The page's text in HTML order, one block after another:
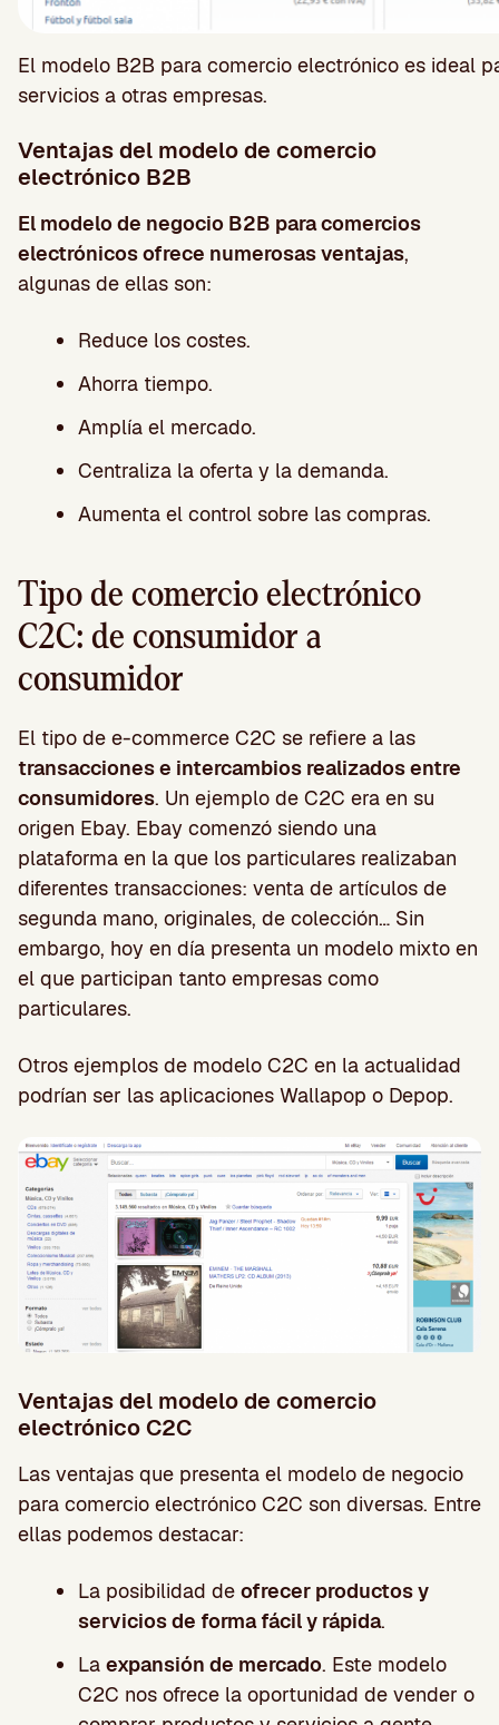
El modelo B2B para comercio electrónico es ideal
servicios a otras empresas.
Ventajas del modelo de comercio
electrónico B2B
El modelo de negocio B2B para comercios
electrónicos ofrece numerosas ventajas,
algunas de ellas son:
Reduce los costes.
Ahorra tiempo.
Amplía el mercado.
Centraliza la oferta y la demanda.
Aumenta el control sobre las compras.
Tipo de comercio electrónico
C2C: de consumidor a
consumidor
El tipo de e-commerce C2C se refiere a las
transacciones e intercambios realizados entre
consumidores. Un ejemplo de C2C era en su
origen Ebay. Ebay comenzó siendo una
plataforma en la que los particulares realizaban
diferentes transacciones: venta de artículos de
segunda mano, originales, de colección… Sin
embargo, hoy en día presenta un modelo mixto en
el que participan tanto empresas como
particulares.
Otros ejemplos de modelo C2C en la actualidad
podrían ser las aplicaciones Wallapop o Depop.
Ventajas del modelo de comercio
electrónico C2C
Las ventajas que presenta el modelo de negocio
para comercio electrónico C2C son diversas. Entre
ellas podemos destacar:
La posibilidad de ofrecer productos y
servicios de forma fácil y rápida.
La expansión de mercado. Este modelo
C2C nos ofrece la oportunidad de vender o